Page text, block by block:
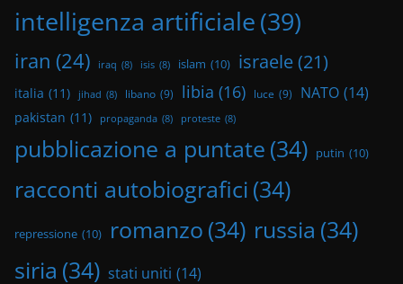
intelligenza artificiale(39)
iran (24) iraq (8) isis (8) islam (10) israele(21)
italia (11) jihad (8) libano (9) libia (16) luce (9) NATO (14)
pakistan (11) propaganda (8) proteste (8)
pubblicazione a puntate (34) putin (10)
racconti autobiografici (34)
repressione (10) romanzo (34) russia (34)
siria (34) stati uniti (14)